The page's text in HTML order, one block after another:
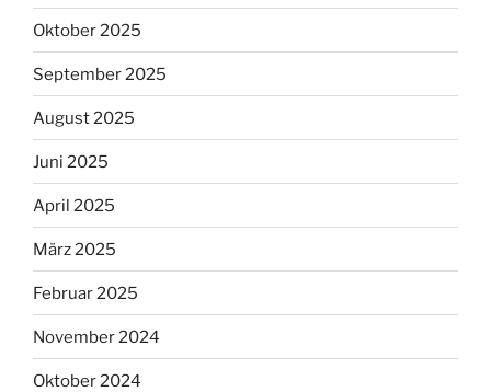
Oktober 2025
September 2025
August 2025
Juni 2025
April 2025
März 2025
Februar 2025
November 2024
Oktober 2024